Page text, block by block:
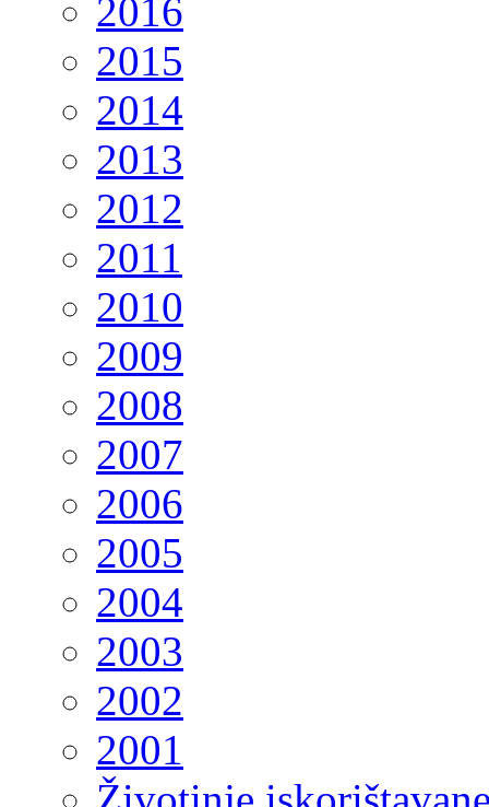
2016
2015
2014
2013
2012
2011
2010
2009
2008
2007
2006
2005
2004
2003
2002
2001